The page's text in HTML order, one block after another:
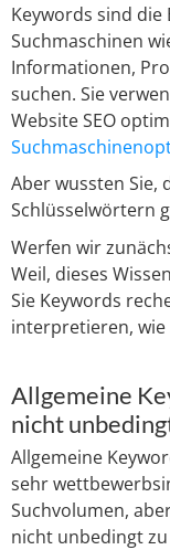
Keywords sind die
Suchmaschinen
Informationen,
suchen. Sie
Website SEO
Aber wussten Sie,
Schlüsselwörtern
Werfen wir
Weil, dieses
Sie Keywords
interpretieren, wie
Allgemeine
nicht
Allgemeine
sehr
Suchvolumen,
nicht unbedingt